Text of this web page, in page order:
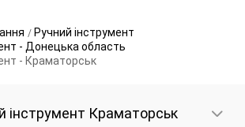
Ручний інструмент
- Донецька область
- Краматорськ
інструмент Краматорськ